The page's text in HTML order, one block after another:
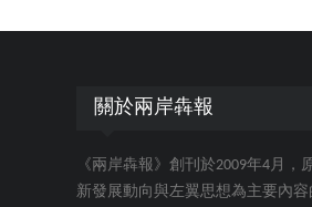
關於兩岸犇報
《兩岸犇報》創刊於2009年4月，
新發展動向與左翼思想為主要內